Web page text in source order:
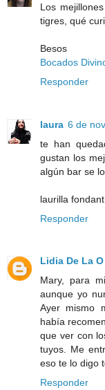
Los
tigres, qué
Besos
Bocados
Responder
laura 6 de
te han
gustan los
algún bar se
laurilla fondant
Responder
Lidia De La O
Mary, para
aunque yo
Ayer mismo
había
que ver con
tuyos. Me
eso te lo digo
Responder